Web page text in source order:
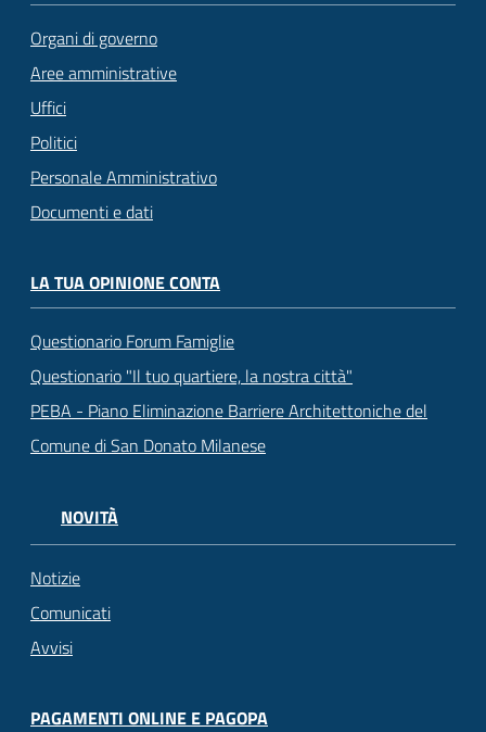
Organi di governo
Aree amministrative
Uffici
Politici
Personale Amministrativo
Documenti e dati
LA TUA OPINIONE CONTA
Questionario Forum Famiglie
Questionario "Il tuo quartiere, la nostra città"
PEBA - Piano Eliminazione Barriere Architettoniche del
Comune di San Donato Milanese
NOVITÀ
Notizie
Comunicati
Avvisi
PAGAMENTI ONLINE E PAGOPA